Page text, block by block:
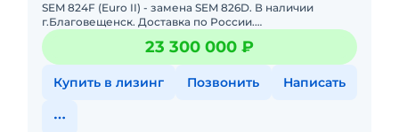
SEM 824F (Euro II) - замена SEM 826D. В наличии
г.Благовещенск. Доставка по России.
Эксплуатационная масса с рыхлителем 27100
кгГабаритные размеры 7670х4400х34
23 300 000 ₽
Купить в лизинг Позвонить Написать